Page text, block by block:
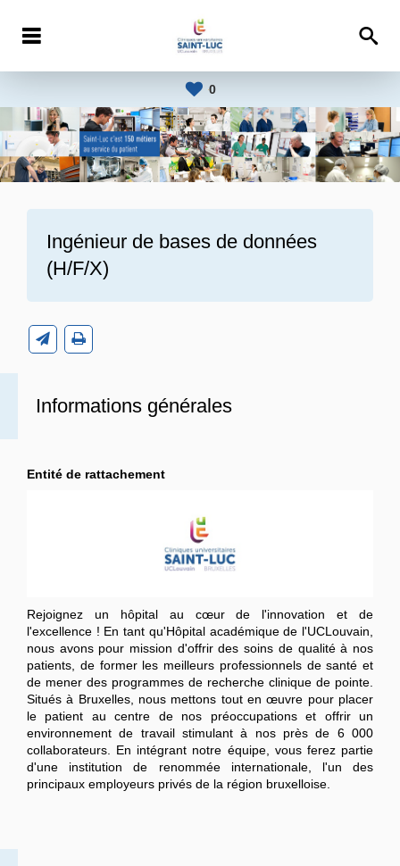
0
Ingénieur de bases de données
(H/F/X)
Informations générales
Entité de rattachement
Rejoignez un hôpital au cœur de l'innovation et de
l'excellence ! En tant qu'Hôpital académique de l'UCLouvain,
nous avons pour mission d'offrir des soins de qualité à nos
patients, de former les meilleurs professionnels de santé et
de mener des programmes de recherche clinique de pointe.
Situés à Bruxelles, nous mettons tout en œuvre pour placer
le patient au centre de nos préoccupations et offrir un
environnement de travail stimulant à nos près de 6 000
collaborateurs. En intégrant notre équipe, vous ferez partie
d'une institution de renommée internationale, l'un des
principaux employeurs privés de la région bruxelloise.